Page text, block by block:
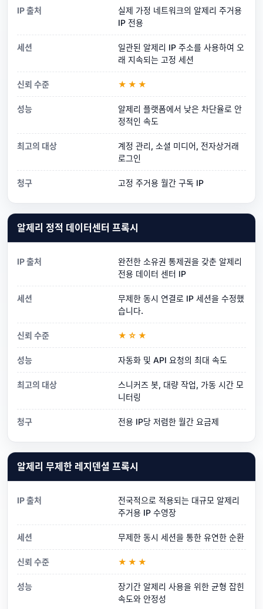
IP 출처
실제 가정 네트워크의 알제리 주거용
IP 전용
세션
일관된 알제리 IP 주소를 사용하여 오
래 지속되는 고정 세션
신뢰 수준 ★★★
성능
알제리 플랫폼에서 낮은 차단율로 안
정적인 속도
최고의 대상
계정 관리, 소셜 미디어, 전자상거래
로그인
청구 고정 주거용 월간 구독 IP
알제리 정적 데이터센터 프록시
IP 출처
완전한 소유권 통제권을 갖춘 알제리
전용 데이터 센터 IP
세션
무제한 동시 연결로 IP 세션을 수정했
습니다.
신뢰 수준 ★☆★
성능 자동화 및 API 요청의 최대 속도
최고의 대상
스니커즈 봇, 대량 작업, 가동 시간 모
니터링
청구 전용 IP당 저렴한 월간 요금제
알제리 무제한 레지덴셜 프록시
IP 출처
전국적으로 적용되는 대규모 알제리
주거용 IP 수영장
세션 무제한 동시 세션을 통한 유연한 순환
신뢰 수준 ★★★
성능
장기간 알제리 사용을 위한 균형 잡힌
속도와 안정성